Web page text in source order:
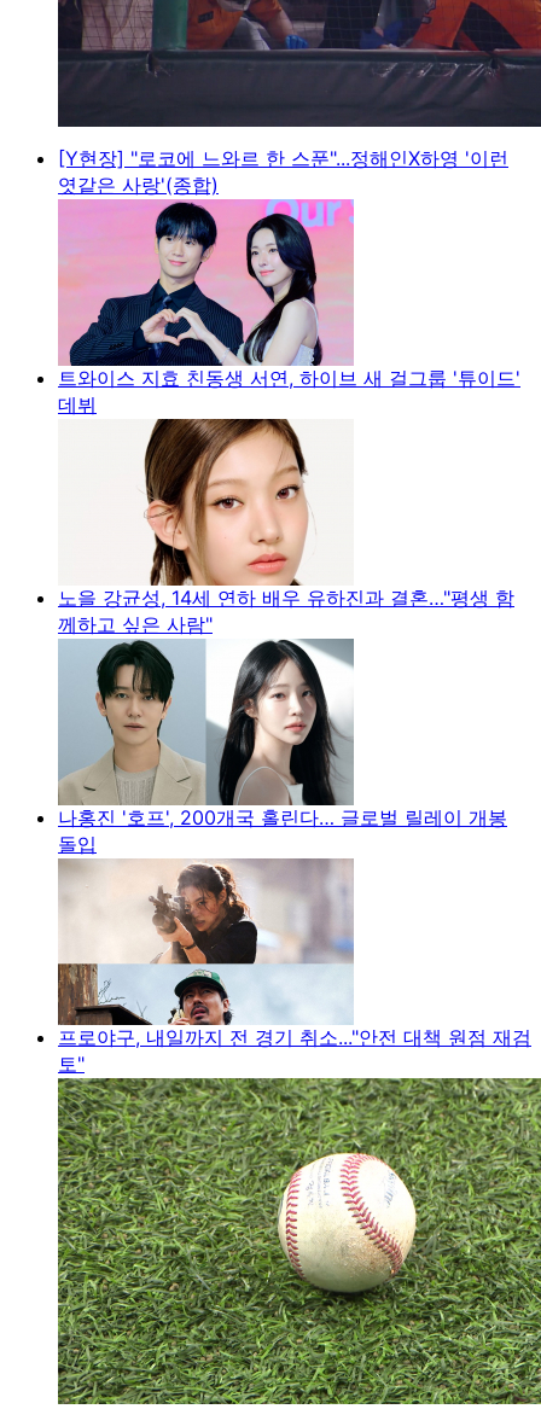
[Y현장] "로코에 느와르 한 스푼"...정해인X하영 '이런
엿같은 사랑'(종합)
트와이스 지효 친동생 서연, 하이브 새 걸그룹 '튜이드'
데뷔
노을 강균성, 14세 연하 배우 유하진과 결혼…"평생 함
께하고 싶은 사람"
나홍진 '호프', 200개국 홀린다… 글로벌 릴레이 개봉
돌입
프로야구, 내일까지 전 경기 취소..."안전 대책 원점 재검
토"